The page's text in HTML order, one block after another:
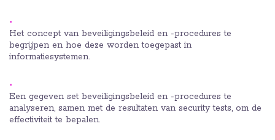
Het concept van beveiligingsbeleid en -procedures te
begrijpen en hoe deze worden toegepast in
informatiesystemen.
Een gegeven set beveiligingsbeleid en -procedures te
analyseren, samen met de resultaten van security tests, om de
effectiviteit te bepalen.